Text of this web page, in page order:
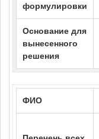
формулировки
Основание для
вынесенного
решения
ФИО